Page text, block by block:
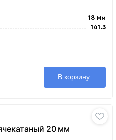
18 мм
141.3
В корзину
20 мм